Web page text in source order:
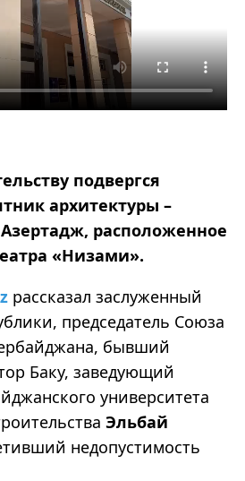
подвергся
архитектуры –
расположенное
«Низами».
рассказал заслуженный
председатель Союза
бывший
Баку, заведующий
университета
Эльбай
недопустимость